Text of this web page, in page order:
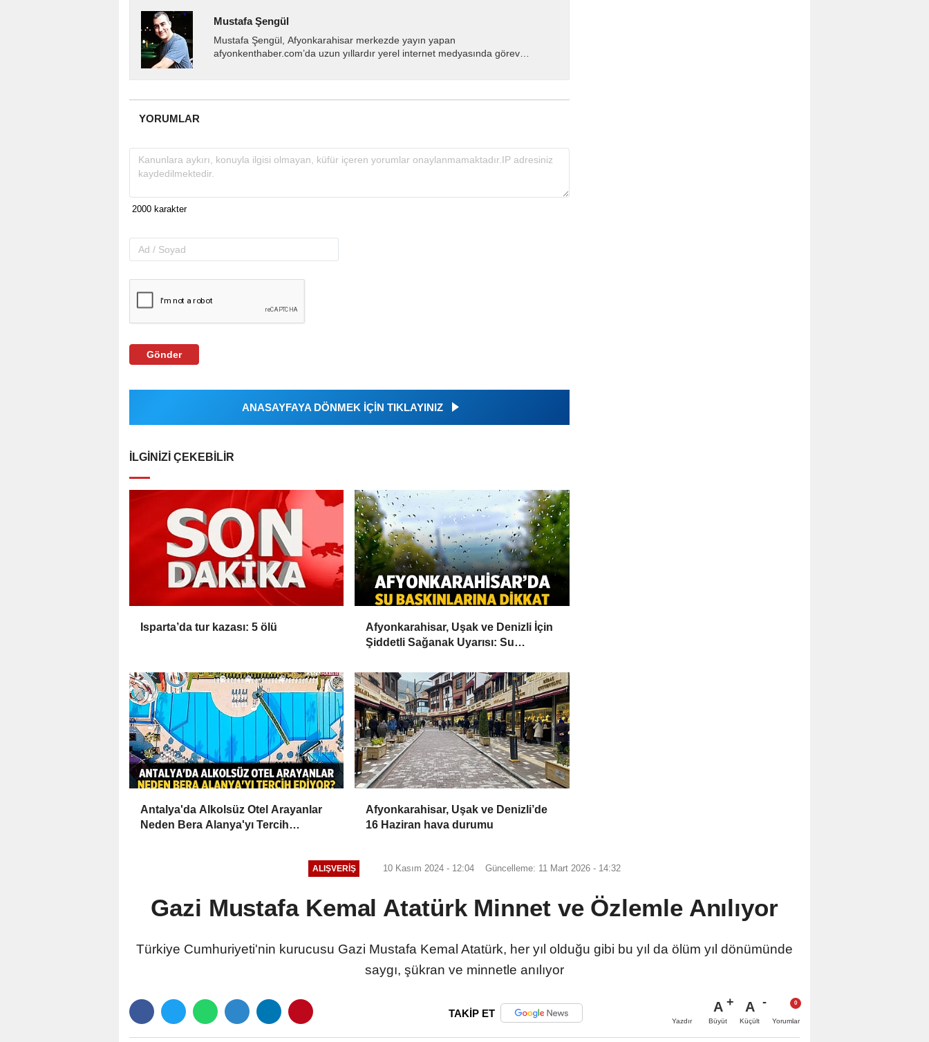
Mustafa Şengül
Mustafa Şengül, Afyonkarahisar merkezde yayın yapan
afyonkenthaber.com’da uzun yıllardır yerel internet medyasında görev
YORUMLAR
Gönder
ANASAYFAYA DÖNMEK İÇİN TIKLAYINIZ
İLGINIZI ÇEKEBILIR
Isparta’da tur kazası: 5 ölü
Afyonkarahisar, Uşak ve Denizli İçin
Şiddetli Sağanak Uyarısı: Su
Antalya'da Alkolsüz Otel Arayanlar
Neden Bera Alanya'yı Tercih
Afyonkarahisar, Uşak ve Denizli’de
16 Haziran hava durumu
ALIŞVERIŞ 10 Kasım 2024 - 12:04 Güncelleme: 11 Mart 2026 - 14:32
Gazi Mustafa Kemal Atatürk Minnet ve Özlemle Anılıyor
Türkiye Cumhuriyeti'nin kurucusu Gazi Mustafa Kemal Atatürk, her yıl olduğu gibi bu yıl da ölüm yıl dönümünde
saygı, şükran ve minnetle anılıyor
TAKİP ET
Yazdır
A
Büyüt
A
Küçült Yorumlar